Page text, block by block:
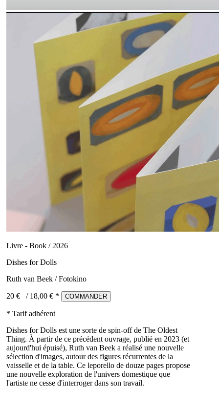
Livre - Book / 2026
Dishes for Dolls
Ruth van Beek / Fotokino
20 € / 18,00 € * COMMANDER
* Tarif adhérent
Dishes for Dolls est une sorte de spin-off de The Oldest
Thing. À partir de ce précédent ouvrage, publié en 2023 (et
aujourd'hui épuisé), Ruth van Beek a réalisé une nouvelle
sélection d'images, autour des figures récurrentes de la
vaisselle et de la table. Ce leporello de douze pages propose
une nouvelle exploration de l'univers domestique que
l'artiste ne cesse d'interroger dans son travail.